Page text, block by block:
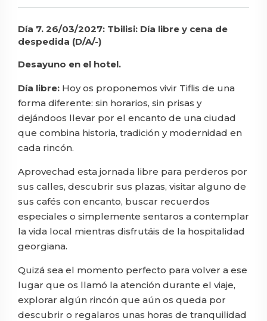
Día 7. 26/03/2027: Tbilisi: Día libre y cena de
despedida (D/A/-)
Desayuno en el hotel.
Día libre: Hoy os proponemos vivir Tiflis de una
forma diferente: sin horarios, sin prisas y
dejándoos llevar por el encanto de una ciudad
que combina historia, tradición y modernidad en
cada rincón.
Aprovechad esta jornada libre para perderos por
sus calles, descubrir sus plazas, visitar alguno de
sus cafés con encanto, buscar recuerdos
especiales o simplemente sentaros a contemplar
la vida local mientras disfrutáis de la hospitalidad
georgiana.
Quizá sea el momento perfecto para volver a ese
lugar que os llamó la atención durante el viaje,
explorar algún rincón que aún os queda por
descubrir o regalaros unas horas de tranquilidad